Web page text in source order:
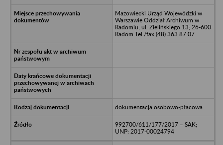
Mazowiecki Urząd Wojewódzki w
Warszawie Oddział Archiwum w
Radomiu, ul. Zielińskiego 13; 26-600
Radom Tel./fax (48) 363 87 07
dokumentacja osobowo-płacowa
992700/611/177/2017 – SAK;
UNP: 2017-00024794